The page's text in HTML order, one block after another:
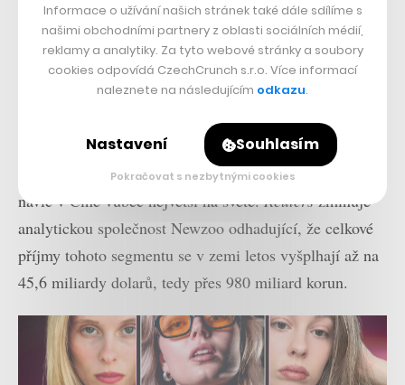
Velice populární hrou je v Číně také Honor of Kings
Tencent tento systém představil ve snaze co nejvíce
vyjít vstříc čínské vládě, aby si s ní udržel dobrý vztah.
Hry totiž pro nadnárodní konglomerát představují
značnou část byznysu, takže jejich zásadní omezení by
mohlo způsobit značné problémy. Herní průmysl je prý
navíc v Číně vůbec největší na světě.Reuterszmiňuje
analytickou společnost Newzoo odhadující, že celkové
příjmy tohoto segmentu se v zemi letos vyšplhají až na
45,6 miliardy dolarů, tedy přes 980 miliard korun.
Informace o užívání našich stránek také dále sdílíme s
našimi obchodními partnery z oblasti sociálních médií,
reklamy a analytiky. Za tyto webové stránky a soubory
cookies odpovídá CzechCrunch s.r.o. Více informací
naleznete na následujícím odkazu.
Nastavení Souhlasím
Pokračovat s nezbytnými cookies